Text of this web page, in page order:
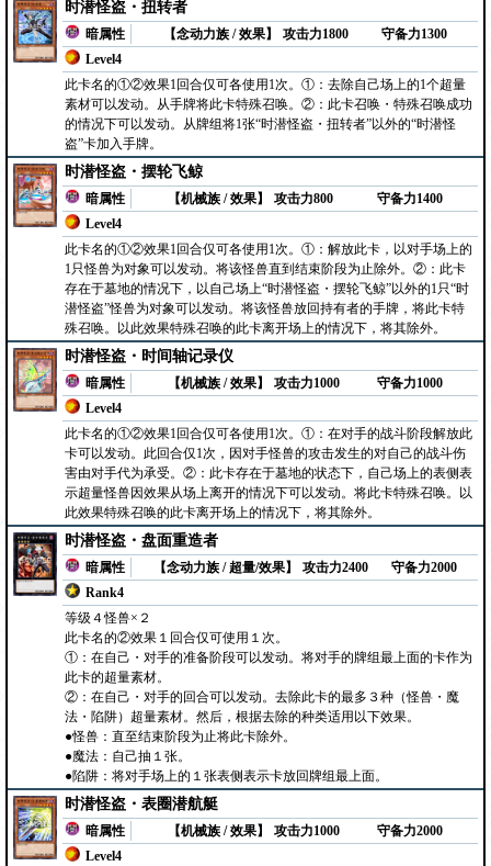
时潜怪盗・扭转者
暗属性
【念动力族 / 效果】
Level4
攻击力1800 守备力1300
此卡名的①②效果1回合仅可各使用1次。①：去除自己场上的1个超量
素材可以发动。从手牌将此卡特殊召唤。②：此卡召唤・特殊召唤成功
的情况下可以发动。从牌组将1张“时潜怪盗・扭转者”以外的“时潜怪
盗”卡加入手牌。
时潜怪盗・摆轮飞鲸
暗属性
【机械族 / 效果】
Level4
攻击力800 守备力1400
此卡名的①②效果1回合仅可各使用1次。①：解放此卡，以对手场上的
1只怪兽为对象可以发动。将该怪兽直到结束阶段为止除外。②：此卡
存在于墓地的情况下，以自己场上“时潜怪盗・摆轮飞鲸”以外的1只“时
潜怪盗”怪兽为对象可以发动。将该怪兽放回持有者的手牌，将此卡特
殊召唤。以此效果特殊召唤的此卡离开场上的情况下，将其除外。
时潜怪盗・时间轴记录仪
暗属性
【机械族 / 效果】
Level4
攻击力1000 守备力1000
此卡名的①②效果1回合仅可各使用1次。①：在对手的战斗阶段解放此
卡可以发动。此回合仅1次，因对手怪兽的攻击发生的对自己的战斗伤
害由对手代为承受。②：此卡存在于墓地的状态下，自己场上的表侧表
示超量怪兽因效果从场上离开的情况下可以发动。将此卡特殊召唤。以
此效果特殊召唤的此卡离开场上的情况下，将其除外。
时潜怪盗・盘面重造者
暗属性
【念动力族 / 超量/效果】
Rank4
攻击力2400 守备力2000
等级４怪兽×２
此卡名的②效果１回合仅可使用１次。
①：在自己・对手的准备阶段可以发动。将对手的牌组最上面的卡作为
此卡的超量素材。
②：在自己・对手的回合可以发动。去除此卡的最多３种（怪兽・魔
法・陷阱）超量素材。然后，根据去除的种类适用以下效果。
●怪兽：直至结束阶段为止将此卡除外。
●魔法：自己抽１张。
●陷阱：将对手场上的１张表侧表示卡放回牌组最上面。
时潜怪盗・表圈潜航艇
暗属性
【机械族 / 效果】
Level4
攻击力1000 守备力2000